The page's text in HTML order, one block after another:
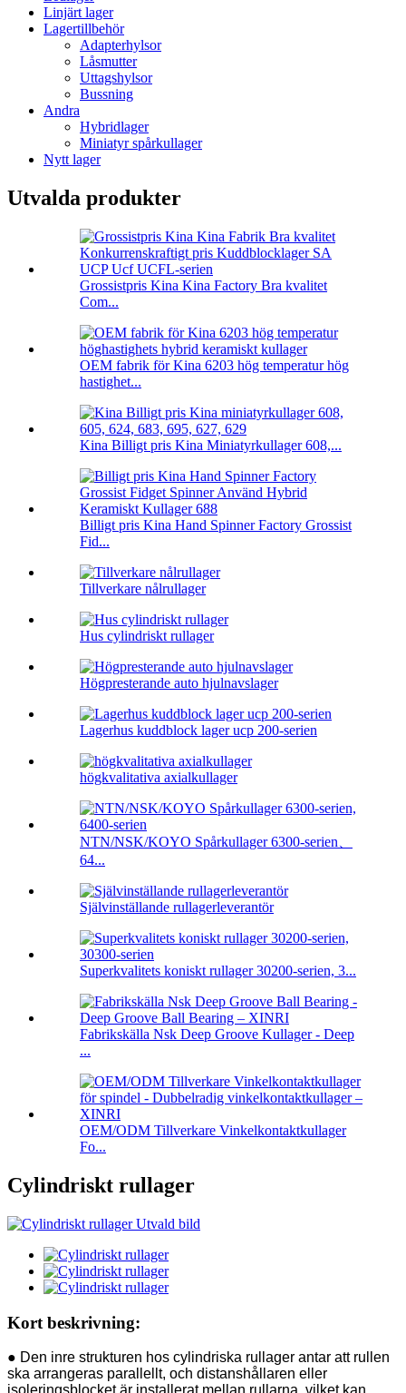
Linjärt lager
Lagertillbehör
Adapterhylsor
Låsmutter
Uttagshylsor
Bussning
Andra
Hybridlager
Miniatyr spårkullager
Nytt lager
Utvalda produkter
Grossistpris Kina Kina Factory Bra kvalitet
Com...
OEM fabrik för Kina 6203 hög temperatur hög
hastighet...
Kina Billigt pris Kina Miniatyrkullager 608,...
Billigt pris Kina Hand Spinner Factory Grossist
Fid...
Tillverkare nålrullager
Hus cylindriskt rullager
Högpresterande auto hjulnavslager
Lagerhus kuddblock lager ucp 200-serien
högkvalitativa axialkullager
NTN/NSK/KOYO Spårkullager 6300-serien、
64...
Självinställande rullagerleverantör
Superkvalitets koniskt rullager 30200-serien, 3...
Fabrikskälla Nsk Deep Groove Kullager - Deep
...
OEM/ODM Tillverkare Vinkelkontaktkullager
Fo...
Cylindriskt rullager
Kort beskrivning:
● Den inre strukturen hos cylindriska rullager antar att rullen
ska arrangeras parallellt, och distanshållaren eller